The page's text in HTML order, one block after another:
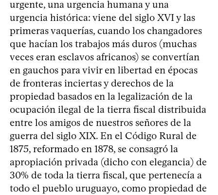
urgente, una urgencia humana y una
urgencia histórica: viene del siglo XVI y las
primeras vaquerías, cuando los changadores
que hacían los trabajos más duros (muchas
veces eran esclavos africanos) se convertían
en gauchos para vivir en libertad en épocas
de fronteras inciertas y derechos de la
propiedad basados en la legalización de la
ocupación ilegal de la tierra fiscal distribuida
entre los amigos de nuestros señores de la
guerra del siglo XIX. En el Código Rural de
1875, reformado en 1878, se consagró la
apropiación privada (dicho con elegancia) de
30% de toda la tierra fiscal, que pertenecía a
todo el pueblo uruguayo, como propiedad de